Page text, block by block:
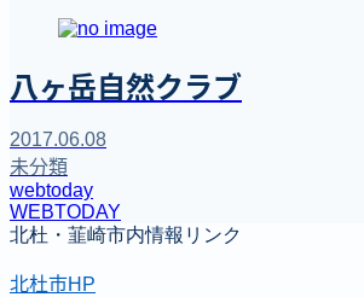
八ヶ岳自然クラブ
2017.06.08
未分類
webtoday
WEBTODAY
北杜・韮崎市内情報リンク
北杜市HP